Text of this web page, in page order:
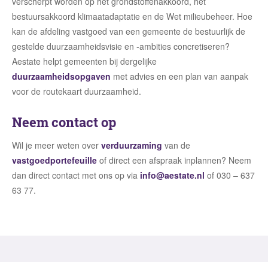
bestuursakkoord klimaatadaptatie en de Wet milieubeheer. Hoe
kan de afdeling vastgoed van een gemeente de bestuurlijk de
gestelde duurzaamheidsvisie en -ambities concretiseren?
Aestate helpt gemeenten bij dergelijke
duurzaamheidsopgaven met advies en een plan van aanpak
voor de routekaart duurzaamheid.
Neem contact op
Wil je meer weten over verduurzaming van de
vastgoedportefeuille of direct een afspraak inplannen? Neem
dan direct contact met ons op via info@aestate.nl of 030 – 637
63 77.